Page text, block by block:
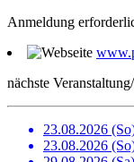
Anmeldung
nächste
23.08.2026
23.08.2026